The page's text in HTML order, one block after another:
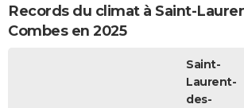
Records du climat à Saint-
Combes en 2025
Saint-
Laurent-
des-